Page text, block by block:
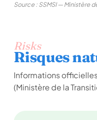
Source : SSMSI — Ministère
Risks
Risques
Informations
(Ministère de la